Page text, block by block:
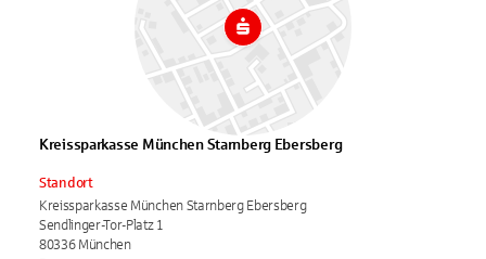
Kreissparkasse München Starnberg Ebersberg
Standort
Kreissparkasse München Starnberg Ebersberg
Sendlinger-Tor-Platz 1
80336 München